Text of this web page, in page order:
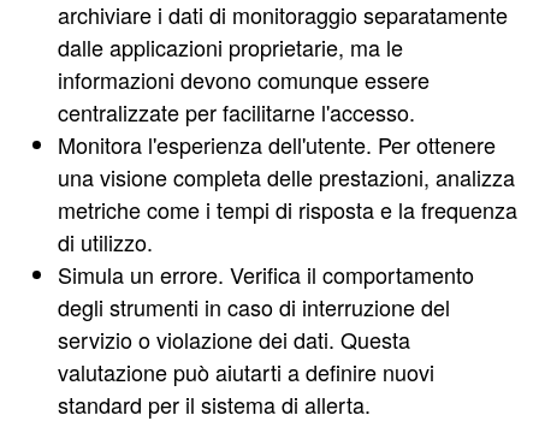
archiviare i dati di monitoraggio separatamente
dalle applicazioni proprietarie, ma le
informazioni devono comunque essere
centralizzate per facilitarne l'accesso.
Monitora l'esperienza dell'utente. Per ottenere
una visione completa delle prestazioni, analizza
metriche come i tempi di risposta e la frequenza
di utilizzo.
Simula un errore. Verifica il comportamento
degli strumenti in caso di interruzione del
servizio o violazione dei dati. Questa
valutazione può aiutarti a definire nuovi
standard per il sistema di allerta.